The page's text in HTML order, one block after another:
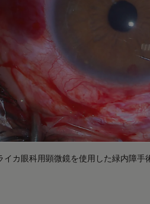
イカ眼科用顕微鏡を使用した緑内障手